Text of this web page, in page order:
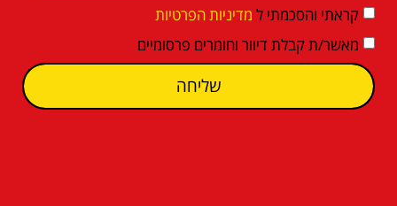
קראתי והסכמתי ל מדיניות הפרטיות
מאשר/ת קבלת דיוור וחומרים פרסומיים
שליחה